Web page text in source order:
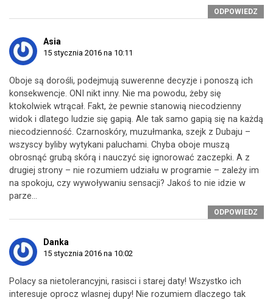
ODPOWIEDZ
Asia
15 stycznia 2016 na 10:11
Oboje są dorośli, podejmują suwerenne decyzje i ponoszą ich
konsekwencje. ONI nikt inny. Nie ma powodu, żeby się
ktokolwiek wtrącał. Fakt, że pewnie stanowią niecodzienny
widok i dlatego ludzie się gapią. Ale tak samo gapią się na każdą
niecodzienność. Czarnoskóry, muzułmanka, szejk z Dubaju –
wszyscy byliby wytykani paluchami. Chyba oboje muszą
obrosnąć grubą skórą i nauczyć się ignorować zaczepki. A z
drugiej strony – nie rozumiem udziału w programie – zależy im
na spokoju, czy wywoływaniu sensacji? Jakoś to nie idzie w
parze…
ODPOWIEDZ
Danka
15 stycznia 2016 na 10:02
Polacy sa nietolerancyjni, rasisci i starej daty! Wszystko ich
interesuje oprocz wlasnej dupy! Nie rozumiem dlaczego tak